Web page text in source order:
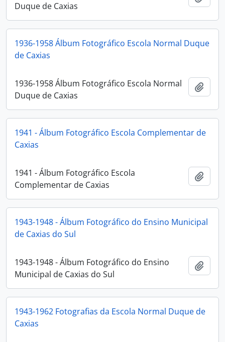
Duque de Caxias
1936-1958 Álbum Fotográfico Escola Normal Duque
de Caxias
1936-1958 Álbum Fotográfico Escola Normal
Duque de Caxias
1941 - Álbum Fotográfico Escola Complementar de
Caxias
1941 - Álbum Fotográfico Escola
Complementar de Caxias
1943-1948 - Álbum Fotográfico do Ensino Municipal
de Caxias do Sul
1943-1948 - Álbum Fotográfico do Ensino
Municipal de Caxias do Sul
1943-1962 Fotografias da Escola Normal Duque de
Caxias